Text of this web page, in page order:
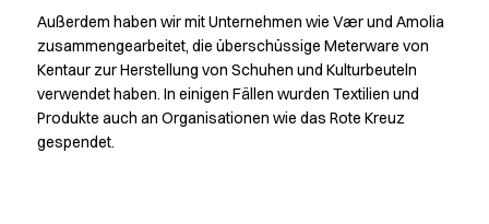
PRO Wear by ID
Jacken
Poloshirts
Sweat- & Fleecejacken
Sweatshirts
T-Shirts
Außerdem haben wir mit Unternehmen wie Vær und Amolia
zusammengearbeitet, die überschüssige Meterware von
Kentaur zur Herstellung von Schuhen und Kulturbeuteln
verwendet haben. In einigen Fällen wurden Textilien und
Produkte auch an Organisationen wie das Rote Kreuz
gespendet.